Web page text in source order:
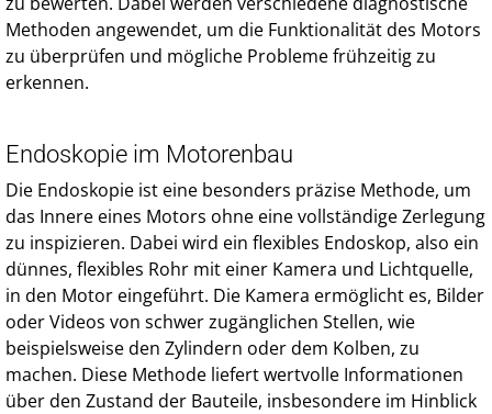
Methoden angewendet, um die Funktionalität des Motors
zu überprüfen und mögliche Probleme frühzeitig zu
erkennen.
Endoskopie im Motorenbau
Die Endoskopie ist eine besonders präzise Methode, um
das Innere eines Motors ohne eine vollständige Zerlegung
zu inspizieren. Dabei wird ein flexibles Endoskop, also ein
dünnes, flexibles Rohr mit einer Kamera und Lichtquelle,
in den Motor eingeführt. Die Kamera ermöglicht es, Bilder
oder Videos von schwer zugänglichen Stellen, wie
beispielsweise den Zylindern oder dem Kolben, zu
machen. Diese Methode liefert wertvolle Informationen
über den Zustand der Bauteile, insbesondere im Hinblick